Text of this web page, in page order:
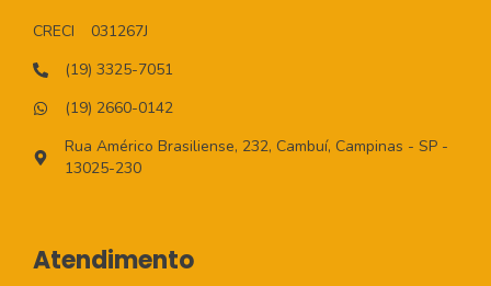
CRECI
031267J
(19) 3325-7051
(19) 2660-0142
Rua Américo Brasiliense, 232, Cambuí, Campinas - SP -
13025-230
Atendimento